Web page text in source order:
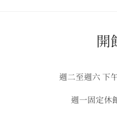
開
週二至週六 下
週一固定休